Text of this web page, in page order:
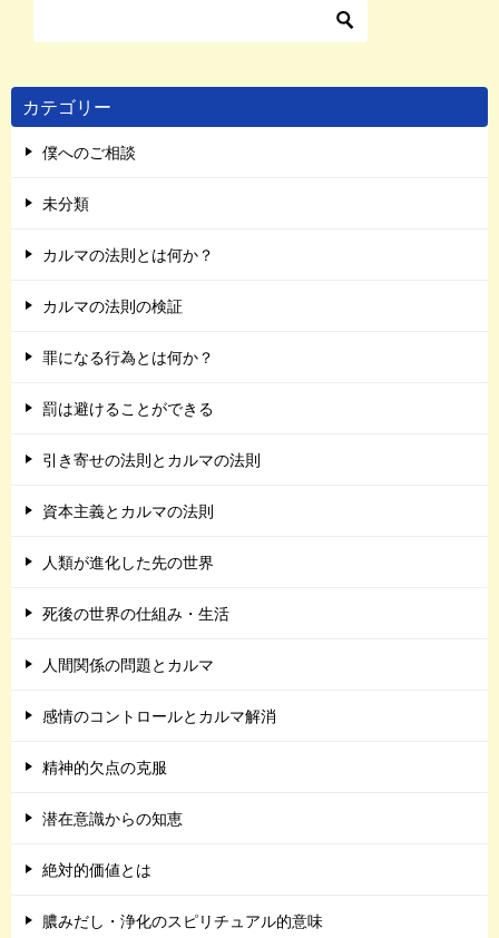
カテゴリー
僕へのご相談
未分類
カルマの法則とは何か？
カルマの法則の検証
罪になる行為とは何か？
罰は避けることができる
引き寄せの法則とカルマの法則
資本主義とカルマの法則
人類が進化した先の世界
死後の世界の仕組み・生活
人間関係の問題とカルマ
感情のコントロールとカルマ解消
精神的欠点の克服
潜在意識からの知恵
絶対的価値とは
膿みだし・浄化のスピリチュアル的意味